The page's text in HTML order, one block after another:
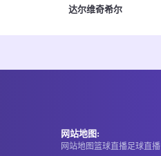
达尔维奇希尔
网站地图:
网站地图篮球直播足球直播